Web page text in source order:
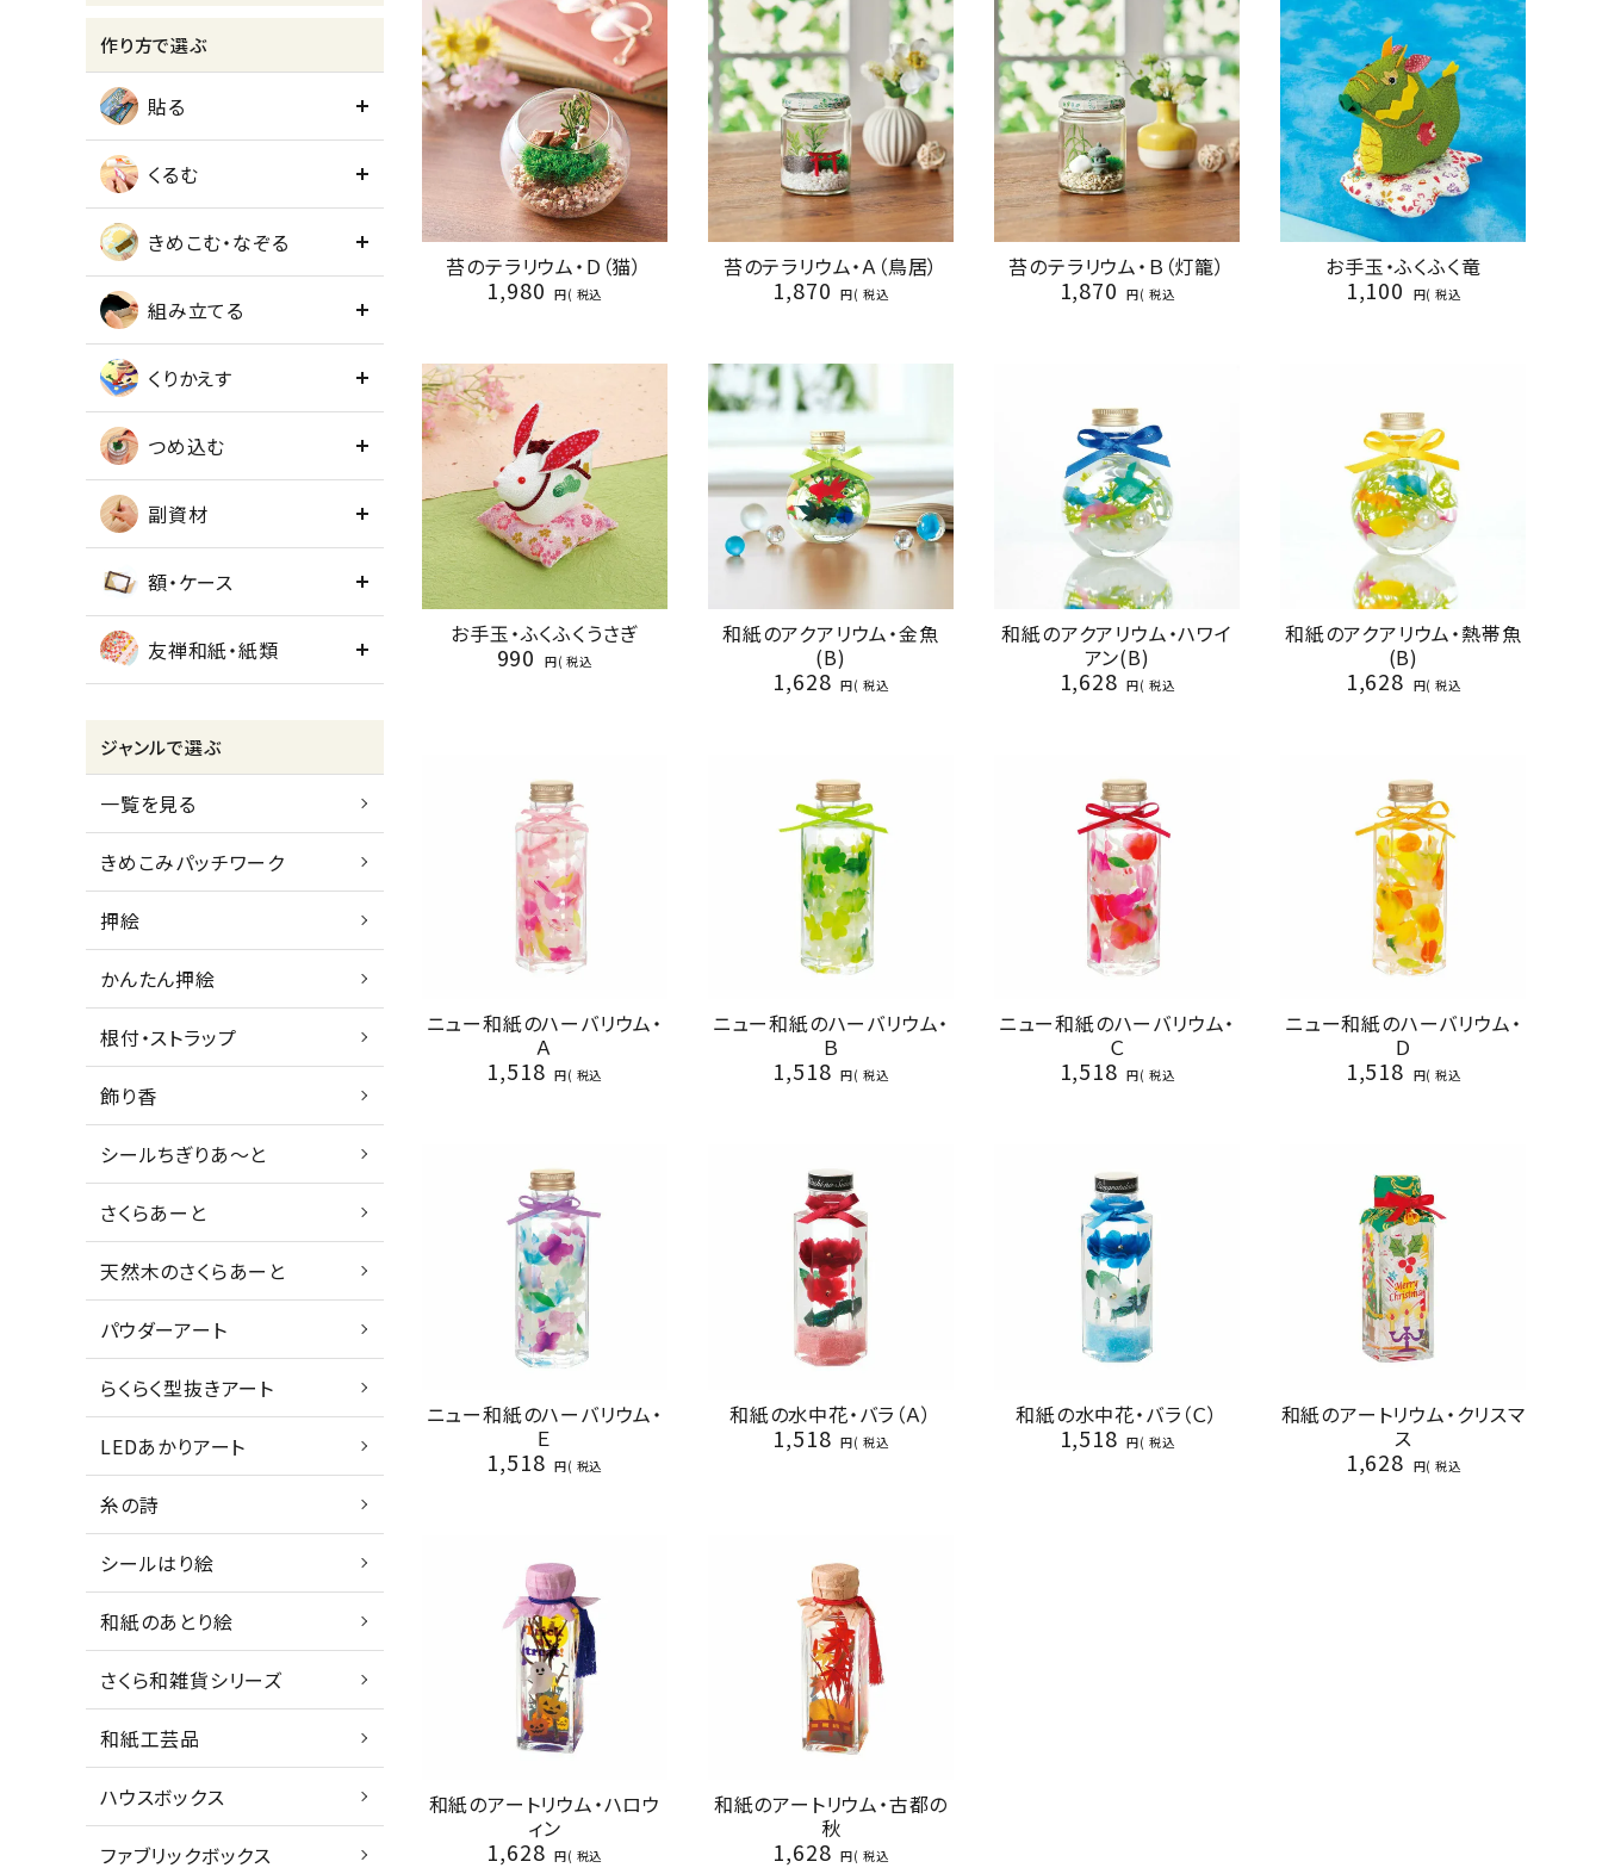
作り方で選ぶ
貼る
くるむ
きめこむ・なぞる
組み立てる
くりかえす
つめ込む
副資材
額・ケース
友禅和紙・紙類
ジャンルで選ぶ
一覧を見る
きめこみパッチワーク
押絵
かんたん押絵
根付・ストラップ
飾り香
シールちぎりあ～と
さくらあーと
天然木のさくらあーと
パウダーアート
らくらく型抜きアート
LEDあかりアート
糸の詩
シールはり絵
和紙のあとり絵
さくら和雑貨シリーズ
和紙工芸品
ハウスボックス
ファブリックボックス
苔のテラリウム・Ｄ（猫）
1,980 税込
苔のテラリウム・Ａ（鳥居）
1,870 税込
苔のテラリウム・Ｂ（灯籠）
1,870 税込
お手玉・ふくふく竜
1,100 税込
お手玉・ふくふくうさぎ
990 税込
和紙のアクアリウム・金魚
(B)
1,628 税込
和紙のアクアリウム・ハワイ
アン(B)
1,628 税込
和紙のアクアリウム・熱帯魚
(B)
1,628 税込
ニュー和紙のハーバリウム・
Ａ
1,518 税込
ニュー和紙のハーバリウム・
Ｂ
1,518 税込
ニュー和紙のハーバリウム・
Ｃ
1,518 税込
ニュー和紙のハーバリウム・
Ｄ
1,518 税込
ニュー和紙のハーバリウム・
Ｅ
1,518 税込
和紙の水中花・バラ（Ａ）
1,518 税込
和紙の水中花・バラ（Ｃ）
1,518 税込
和紙のアートリウム・クリスマ
ス
1,628 税込
和紙のアートリウム・ハロウ
ィン
1,628 税込
和紙のアートリウム・古都の
秋
1,628 税込